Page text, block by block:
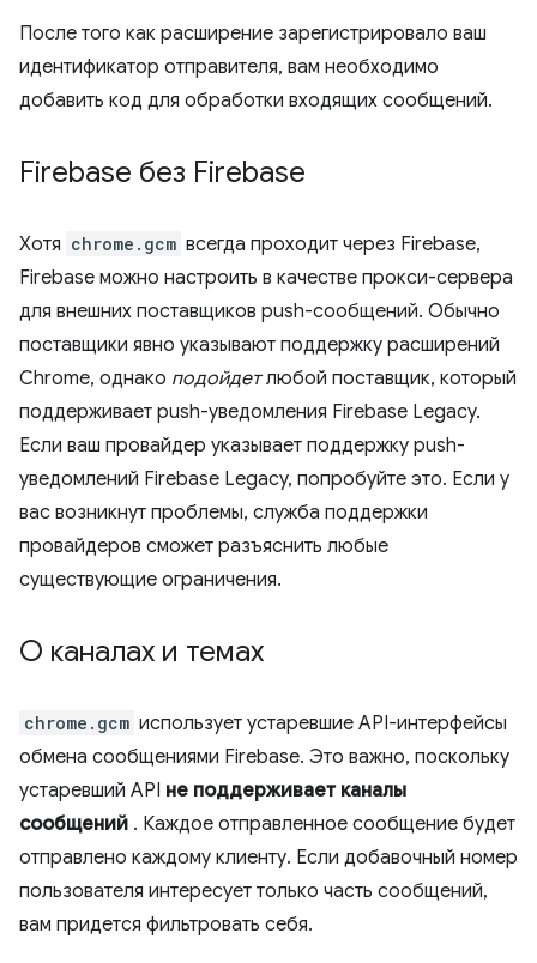
После того как расширение зарегистрировало ваш
идентификатор отправителя, вам необходимо
добавить код для обработки входящих сообщений.
Firebase без Firebase
Хотя chrome.gcm всегда проходит через Firebase,
Firebase можно настроить в качестве прокси-сервера
для внешних поставщиков push-сообщений. Обычно
поставщики явно указывают поддержку расширений
Chrome, однако подойдетлюбой поставщик, который
поддерживает push-уведомления Firebase Legacy.
Если ваш провайдер указывает поддержку push-
уведомлений Firebase Legacy, попробуйте это. Если у
вас возникнут проблемы, служба поддержки
провайдеров сможет разъяснить любые
существующие ограничения.
О каналах и темах
chrome.gcm использует устаревшие API-интерфейсы
обмена сообщениями Firebase. Это важно, поскольку
устаревший API не поддерживает каналы
сообщений . Каждое отправленное сообщение будет
отправлено каждому клиенту. Если добавочный номер
пользователя интересует только часть сообщений,
вам придется фильтровать себя.